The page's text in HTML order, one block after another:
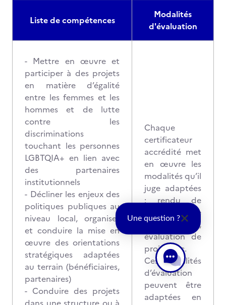
Liste de compétences
Modalités
d'évaluation
- Mettre en œuvre et
participer à des projets
en matière d’égalité
entre les femmes et les
hommes et de lutte
contre les
discriminations
touchant les personnes
LGBTQIA+ en lien avec
des partenaires
institutionnels
- Décliner les enjeux des
politiques publiques au
niveau local, organiser
et conduire la mise en
œuvre des orientations
stratégiques adaptées
au terrain (bénéficiaires,
partenaires)
- Conduire des projets
Chaque
certificateur
accrédité met
en œuvre les
modalités qu’il
juge adaptées
: rendu de
travaux, mise
en situation,
évaluation de
projet, etc.
Ces modalités
d’évaluation
peuvent être
adaptées en
Une question ?